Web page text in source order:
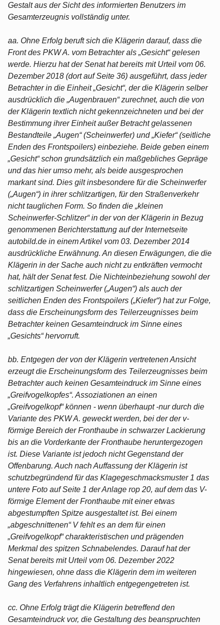
Gestalt aus der Sicht des informierten Benutzers im
Gesamterzeugnis vollständig unter.
aa. Ohne Erfolg beruft sich die Klägerin darauf, dass die
Front des PKW A. vom Betrachter als „Gesicht“ gelesen
werde. Hierzu hat der Senat hat bereits mit Urteil vom 06.
Dezember 2018 (dort auf Seite 36) ausgeführt, dass jeder
Betrachter in die Einheit „Gesicht“, der die Klägerin selber
ausdrücklich die „Augenbrauen“ zurechnet, auch die von
der Klägerin textlich nicht gekennzeichneten und bei der
Bestimmung ihrer Einheit außer Betracht gelassenen
Bestandteile „Augen“ (Scheinwerfer) und „Kiefer“ (seitliche
Enden des Frontspoilers) einbeziehe. Beide geben einem
„Gesicht“ schon grundsätzlich ein maßgebliches Gepräge
und das hier umso mehr, als beide ausgesprochen
markant sind. Dies gilt insbesondere für die Scheinwerfer
(„Augen“) in ihrer schlitzartigen, für den Straßenverkehr
nicht tauglichen Form. So finden die „kleinen
Scheinwerfer-Schlitzer“ in der von der Klägerin in Bezug
genommenen Berichterstattung auf der Internetseite
autobild.de in einem Artikel vom 03. Dezember 2014
ausdrückliche Erwähnung. An diesen Erwägungen, die die
Klägerin in der Sache auch nicht zu entkräften vermocht
hat, hält der Senat fest. Die Nichteinbeziehung sowohl der
schlitzartigen Scheinwerfer („Augen“) als auch der
seitlichen Enden des Frontspoilers („Kiefer“) hat zur Folge,
dass die Erscheinungsform des Teilerzeugnisses beim
Betrachter keinen Gesamteindruck im Sinne eines
„Gesichts“ hervorruft.
bb. Entgegen der von der Klägerin vertretenen Ansicht
erzeugt die Erscheinungsform des Teilerzeugnisses beim
Betrachter auch keinen Gesamteindruck im Sinne eines
„Greifvogelkopfes“. Assoziationen an einen
„Greifvogelkopf“ können - wenn überhaupt -nur durch die
Variante des PKW A. geweckt werden, bei der der v-
förmige Bereich der Fronthaube in schwarzer Lackierung
bis an die Vorderkante der Fronthaube heruntergezogen
ist. Diese Variante ist jedoch nicht Gegenstand der
Offenbarung. Auch nach Auffassung der Klägerin ist
schutzbegründend für das Klagegeschmacksmuster 1 das
untere Foto auf Seite 1 der Anlage rop 20, auf dem das V-
förmige Element der Fronthaube mit einer etwas
abgestumpften Spitze ausgestaltet ist. Bei einem
„abgeschnittenen“ V fehlt es an dem für einen
„Greifvogelkopf“ charakteristischen und prägenden
Merkmal des spitzen Schnabelendes. Darauf hat der
Senat bereits mit Urteil vom 06. Dezember 2022
hingewiesen, ohne dass die Klägerin dem im weiteren
Gang des Verfahrens inhaltlich entgegengetreten ist.
cc. Ohne Erfolg trägt die Klägerin betreffend den
Gesamteindruck vor, die Gestaltung des beanspruchten